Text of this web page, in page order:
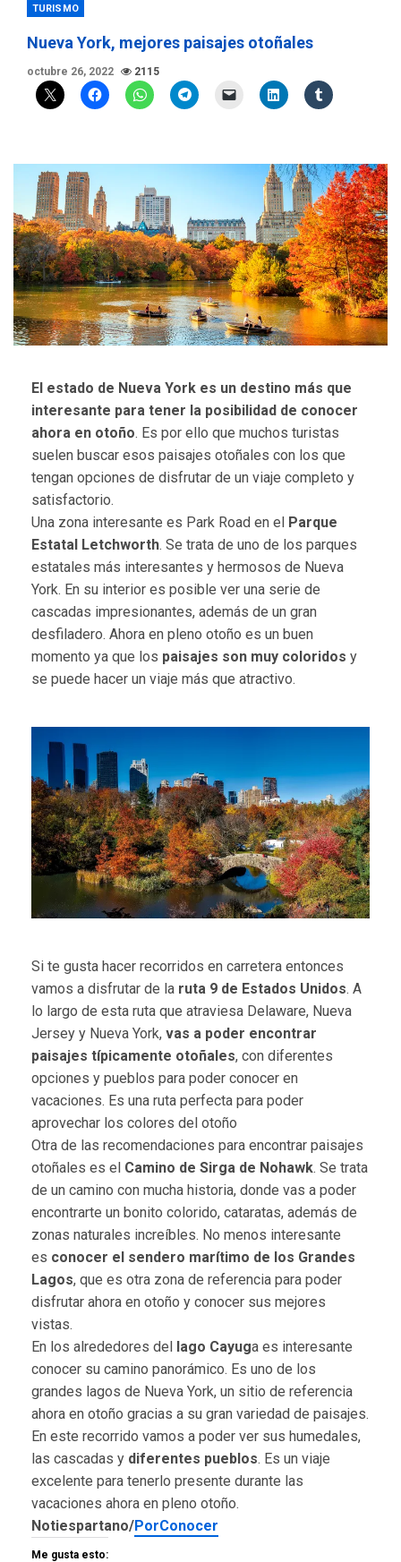
TURISMO
Nueva York, mejores paisajes otoñales
octubre 26, 2022 2115
El estado de Nueva York es un destino más que
interesante para tener la posibilidad de conocer
ahora en otoño. Es por ello que muchos turistas
suelen buscar esos paisajes otoñales con los que
tengan opciones de disfrutar de un viaje completo y
satisfactorio.
Una zona interesante es Park Road en el Parque
Estatal Letchworth. Se trata de uno de los parques
estatales más interesantes y hermosos de Nueva
York. En su interior es posible ver una serie de
cascadas impresionantes, además de un gran
desfiladero. Ahora en pleno otoño es un buen
momento ya que los paisajes son muy coloridos y
se puede hacer un viaje más que atractivo.
Si te gusta hacer recorridos en carretera entonces
vamos a disfrutar de la ruta 9 de Estados Unidos. A
lo largo de esta ruta que atraviesa Delaware, Nueva
Jersey y Nueva York, vas a poder encontrar
paisajes típicamente otoñales, con diferentes
opciones y pueblos para poder conocer en
vacaciones. Es una ruta perfecta para poder
aprovechar los colores del otoño
Otra de las recomendaciones para encontrar paisajes
otoñales es el Camino de Sirga de Nohawk. Se trata
de un camino con mucha historia, donde vas a poder
encontrarte un bonito colorido, cataratas, además de
zonas naturales increíbles. No menos interesante
es conocer el sendero marítimo de los Grandes
Lagos, que es otra zona de referencia para poder
disfrutar ahora en otoño y conocer sus mejores
vistas.
En los alrededores del lago Cayuga es interesante
conocer su camino panorámico. Es uno de los
grandes lagos de Nueva York, un sitio de referencia
ahora en otoño gracias a su gran variedad de paisajes.
En este recorrido vamos a poder ver sus humedales,
las cascadas y diferentes pueblos. Es un viaje
excelente para tenerlo presente durante las
vacaciones ahora en pleno otoño.
Notiespartano/PorConocer
Me gusta esto: